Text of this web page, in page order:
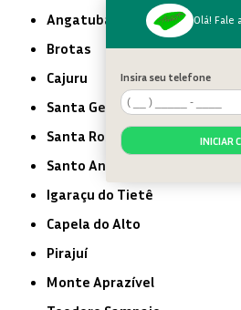
Angatuba
Brotas
Cajuru
Santa Gertrudes
Santa Rosa de Viterbo
Santo Antônio de Posse
Igaraçu do Tietê
Capela do Alto
Pirajuí
Monte Aprazível
Olá! Fale
Insira seu telefone
INICIAR